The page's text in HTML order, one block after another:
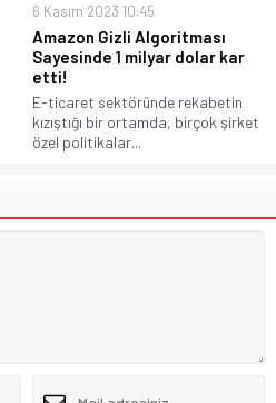
6 Kasım 2023 10:45
Amazon Gizli Algoritması
Sayesinde 1 milyar dolar kar
etti!
E-ticaret sektöründe rekabetin
kızıştığı bir ortamda, birçok şirket
özel politikalar...